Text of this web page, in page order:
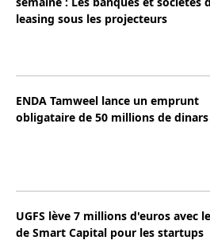
leasing sous les projecteurs
ENDA Tamweel lance un emprunt
obligataire de 50 millions de dinars
UGFS lève 7 millions d'euros avec
de Smart Capital pour les startups